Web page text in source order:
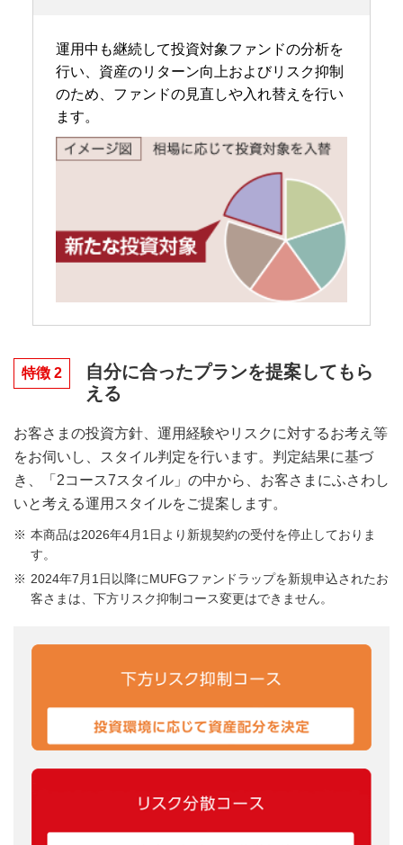
運用中も継続して投資対象ファンドの分析を
行い、資産のリターン向上およびリスク抑制
のため、ファンドの見直しや入れ替えを行い
ます。
特徴 2
自分に合ったプランを提案してもら
える
お客さまの投資方針、運用経験やリスクに対するお考え等
をお伺いし、スタイル判定を行います。判定結果に基づ
き、「2コース7スタイル」の中から、お客さまにふさわし
いと考える運用スタイルをご提案します。
本商品は2026年4月1日より新規契約の受付を停止しておりま
す。
2024年7月1日以降にMUFGファンドラップを新規申込されたお
客さまは、下方リスク抑制コース変更はできません。